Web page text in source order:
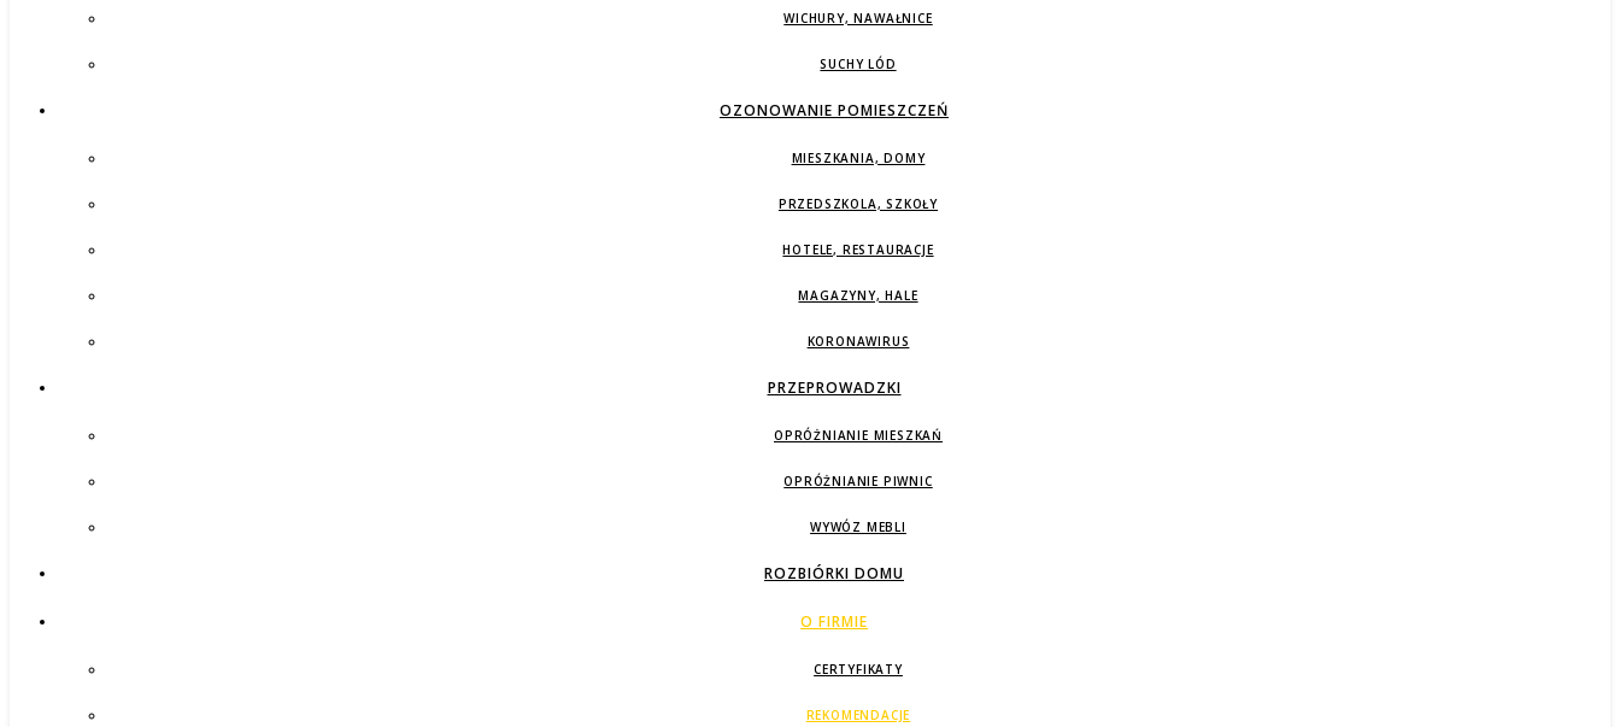
WICHURY, NAWAŁNICE
SUCHY LÓD
OZONOWANIE POMIESZCZEŃ
MIESZKANIA, DOMY
PRZEDSZKOLA, SZKOŁY
HOTELE, RESTAURACJE
MAGAZYNY, HALE
KORONAWIRUS
PRZEPROWADZKI
OPRÓŻNIANIE MIESZKAŃ
OPRÓŻNIANIE PIWNIC
WYWÓZ MEBLI
ROZBIÓRKI DOMU
O FIRMIE
CERTYFIKATY
REKOMENDACJE